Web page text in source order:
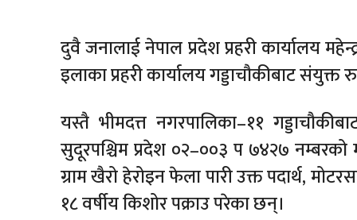
दुवै जनालाई नेपाल प्रदेश प्रहरी कार्यालय
इलाका प्रहरी कार्यालय गड्डाचौकीबाट
यस्तै भीमदत्त नगरपालिका–११
सुदूरपश्चिम प्रदेश ०२–००३ प ७४२७
ग्राम खैरो हेरोइन फेला पारी उक्त पदार्थ,
१८ वर्षीय किशोर पक्राउ परेका छन्।